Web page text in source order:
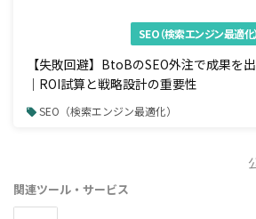
SEO（検索エンジン最適化）
【失敗回避】BtoBのSEO外注で成果を
｜ROI試算と戦略設計の重要性
SEO（検索エンジン最適化）
関連ツール・サービス